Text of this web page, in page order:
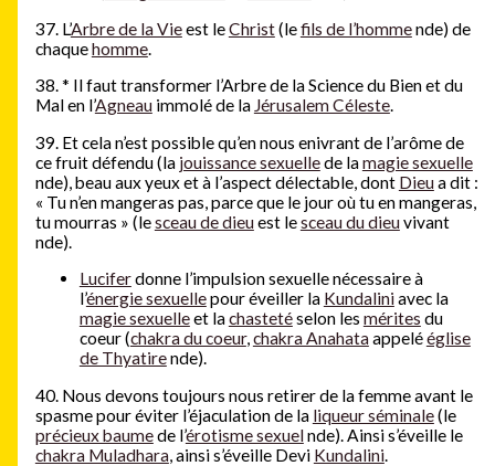
37. L’Arbre de la Vieest leChrist(lefils de l’hommende) de
chaquehomme.
38.* Il faut transformer l’Arbre de la Science du Bien et du
Mal en l’Agneauimmolé de la Jérusalem Céleste.
39. Et cela n’est possible qu’en nous enivrant de l’arôme de
ce fruit défendu (la jouissance sexuellede lamagie sexuelle
nde), beau aux yeux et à l’aspect délectable, dont Dieua dit :
« Tu n’en mangeras pas, parce que le jour où tu en mangeras,
tu mourras » (lesceau de dieuest lesceau du dieuvivant
nde).
Luciferdonne l’impulsion sexuelle nécessaire à
l’énergie sexuellepour éveiller la Kundaliniavec la
magie sexuelleet lachastetéselon les mérites du
coeur (chakra du coeur,chakra Anahataappelééglise
de Thyatirende).
40. Nous devons toujours nous retirer de la femme avant le
spasme pour éviter l’éjaculation de la liqueur séminale(le
précieux baumede l’érotisme sexuelnde). Ainsi s’éveille le
chakra Muladhara, ainsi s’éveille Devi Kundalini.